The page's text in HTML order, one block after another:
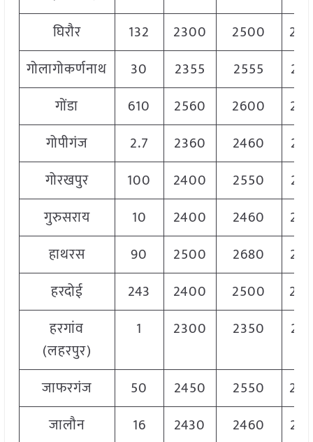
घिरौर
132 2300 2500
गोलागोकर्णनाथ
30 2355 2555
गोंडा
610 2560 2600
गोपीगंज
2.7 2360 2460
गोरखपुर
100 2400 2550
गुरुसराय
10 2400 2460
हाथरस
90 2500 2680
हरदोई
243 2400 2500
हरगांव
(लहरपुर)
1 2300 2350
जाफरगंज 50 2450 2550
जालौन
16 2430 2460